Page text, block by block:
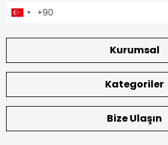
Kurumsal
Kategoriler
Bize Ulaşın